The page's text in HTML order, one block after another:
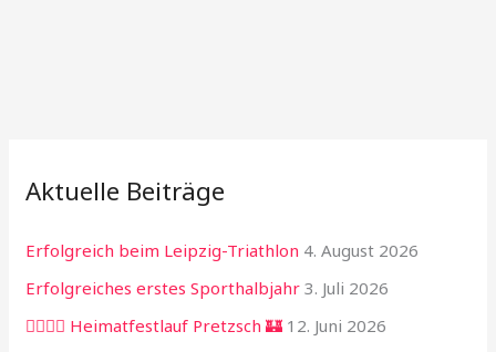
Aktuelle Beiträge
Erfolgreich beim Leipzig-Triathlon 4. August 2026
Erfolgreiches erstes Sporthalbjahr 3. Juli 2026
🏃‍♂️🏃‍♀️ Heimatfestlauf Pretzsch 🏰 12. Juni 2026